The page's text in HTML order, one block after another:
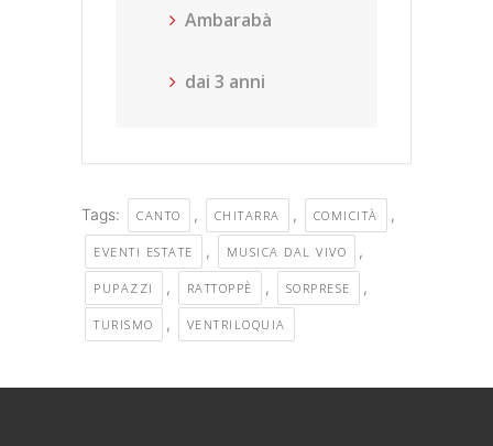
Ambarabà
dai 3 anni
Tags: CANTO , CHITARRA , COMICITÀ ,
EVENTI ESTATE , MUSICA DAL VIVO ,
PUPAZZI , RATTOPPÈ , SORPRESE ,
TURISMO , VENTRILOQUIA